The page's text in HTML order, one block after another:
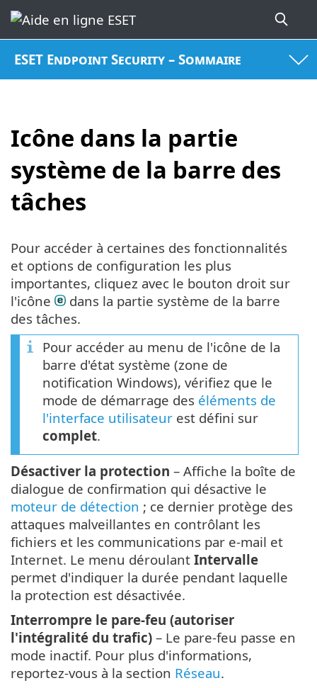
ESET Endpoint Security – Sommaire
Icône dans la partie
système de la barre des
tâches
Pour accéder à certaines des fonctionnalités
et options de configuration les plus
importantes, cliquez avec le bouton droit sur
l'icône
dans la partie système de la barre
des tâches.
Pour accéder au menu de l'icône de la
barre d'état système (zone de
notification Windows), vérifiez que le
mode de démarrage des éléments de
l'interface utilisateur est défini sur
complet.
Désactiver la protection – Affiche la boîte de
dialogue de confirmation qui désactive le
moteur de détection ; ce dernier protège des
attaques malveillantes en contrôlant les
fichiers et les communications par e-mail et
Internet. Le menu déroulant Intervalle
permet d'indiquer la durée pendant laquelle
la protection est désactivée.
Interrompre le pare-feu (autoriser
l'intégralité du trafic) – Le pare-feu passe en
mode inactif. Pour plus d'informations,
reportez-vous à la section Réseau.